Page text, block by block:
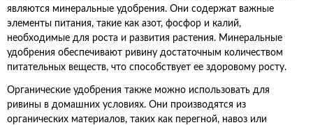
являются минеральные удобрения. Они содержат важные
элементы питания, такие как азот, фосфор и калий,
необходимые для роста и развития растения. Минеральные
удобрения обеспечивают ривину достаточным количеством
питательных веществ, что способствует ее здоровому росту.
Органические удобрения также можно использовать для
ривины в домашних условиях. Они производятся из
органических материалов, таких как перегной, навоз или